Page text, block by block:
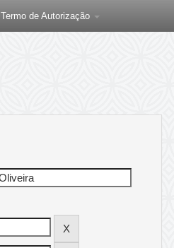
Termo de Autorização